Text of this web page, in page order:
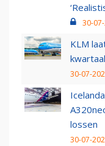
30-
KLM
30-07-
lossen
30-07-